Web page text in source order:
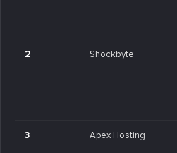
2 Shockbyte
3 Apex Hosting